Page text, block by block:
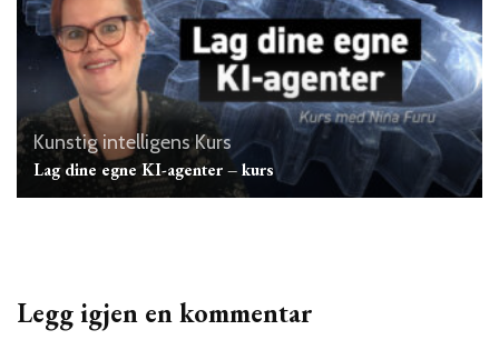
Kunstig intelligens Kurs
Lag dine egne KI-agenter – kurs
Legg igjen en kommentar